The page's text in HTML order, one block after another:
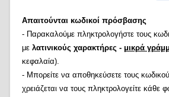
Απαιτούνται κωδικοί πρόσβασης
- Παρακαλούμε πληκτρολογήστε τους
με λατινικούς χαρακτήρες - μικρά
κεφαλαία).
- Μπορείτε να αποθηκεύσετε τους
χρειάζεται να τους πληκτρολογείτε κάθε